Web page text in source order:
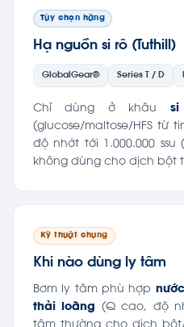
Tùy chọn hãng
Hạ nguồn si rô (Tuthill)
GlobalGear® Series T / D
Chỉ dùng ở khâu
(glucose/maltose/HFS từ
độ nhớt tới 1.000.000 ssu
không dùng cho dịch bột
Kỹ thuật chung
Khi nào dùng ly tâm
Bơm ly tâm phù hợp
thải loãng
(Q cao, độ